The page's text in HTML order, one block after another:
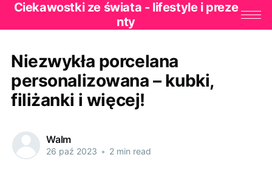
Ciekawostki ze świata - lifestyle i preze
nty
Niezwykła porcelana
personalizowana – kubki,
filiżanki i więcej!
Walm
26 paź 2023 • 2 min read